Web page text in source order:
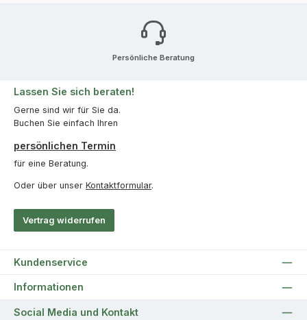
Persönliche Beratung
Lassen Sie sich beraten!
Gerne sind wir für Sie da.
Buchen Sie einfach Ihren
persönlichen Termin
für eine Beratung.
Oder über unser Kontaktformular.
Vertrag widerrufen
Kundenservice
Informationen
Social Media und Kontakt